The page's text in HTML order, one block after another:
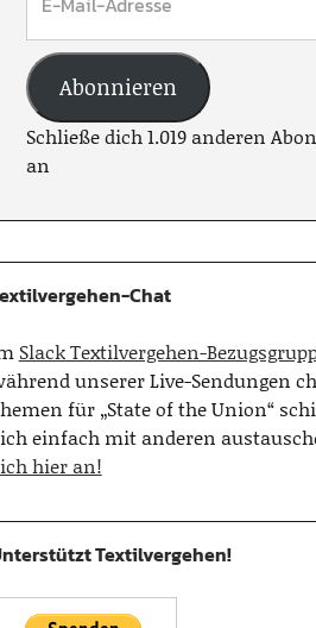
Abonnieren
Schließe dich 1.019 anderen
an
Chat
Slack Textilvergehen-
unserer Live-Sendungen
für „State of the Union“
einfach mit anderen
hier an!
Textilvergehen!